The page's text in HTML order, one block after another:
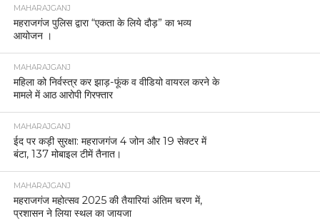
MAHARAJGANJ
महराजगंज पुलिस द्वारा “एकता के लिये दौड़” का भव्य
आयोजन ।
MAHARAJGANJ
महिला को निर्वस्त्र कर झाड़-फूंक व वीडियो वायरल करने के
मामले में आठ आरोपी गिरफ्तार
MAHARAJGANJ
ईद पर कड़ी सुरक्षा: महराजगंज 4 जोन और 19 सेक्टर में
बंटा, 137 मोबाइल टीमें तैनात।
MAHARAJGANJ
महराजगंज महोत्सव 2025 की तैयारियां अंतिम चरण में,
प्रशासन ने लिया स्थल का जायजा